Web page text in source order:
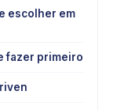
escolher em
fazer primeiro